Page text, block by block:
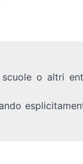
o altri